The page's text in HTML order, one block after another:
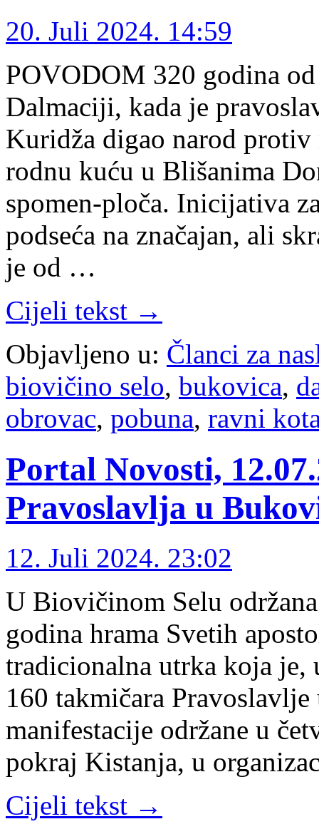
20. Juli 2024. 14:59
POVODOM 320 godina
Dalmaciji, kada je
Kuridža digao narod
rodnu kuću u Blišanima
spomen-ploča. Inicijativa
podseća na značajan, ali
je od …
Cijeli tekst →
Objavljeno u: Članci za
biovičino selo, bukovica,
obrovac, pobuna, ravni
Portal Novosti,
Pravoslavlja u
12. Juli 2024. 23:02
U Biovičinom Selu
godina hrama Svetih
tradicionalna utrka koja
160 takmičara
manifestacije održane u
pokraj Kistanja, u
Cijeli tekst →